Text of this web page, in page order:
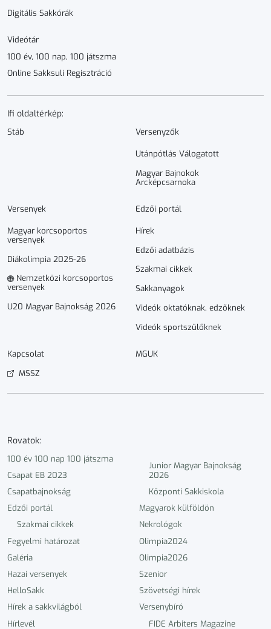
Digitális Sakkórák
Videótár
100 év, 100 nap, 100 játszma
Online Sakksuli Regisztráció
Ifi oldaltérkép:
Stáb Versenyzők
Utánpótlás Válogatott
Magyar Bajnokok
Arcképcsarnoka
Versenyek
Magyar korcsoportos
versenyek
Diákolimpia 2025-26
Nemzetközi korcsoportos
versenyek
U20 Magyar Bajnokság 2026
Edzői portál
Hírek
Edzői adatbázis
Szakmai cikkek
Sakkanyagok
Videók oktatóknak, edzőknek
Videók sportszülőknek
Kapcsolat
MGUK
MSSZ
Rovatok:
100 év 100 nap 100 játszma
Csapat EB 2023
Csapatbajnokság
Edzői portál
Szakmai cikkek
Fegyelmi határozat
Galéria
Hazai versenyek
HelloSakk
Hírek a sakkvilágból
Hírlevél
Junior Magyar Bajnokság
2026
Központi Sakkiskola
Magyarok külföldön
Nekrológok
Olimpia2024
Olimpia2026
Szenior
Szövetségi hírek
Versenybíró
FIDE Arbiters Magazine